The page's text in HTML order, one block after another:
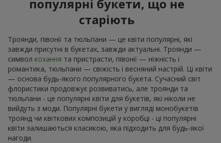
популярні букети, що не
старіють
Троянди, півонії та тюльпани — це квіти популярні, які
завжди присутні в букетах, завжди актуальні. Троянди —
символ кохання та пристрасти, півонії — ніжність і
романтика, тюльпани — свіжість і весняний настрій. Ці квіти
— основа будь-якого популярного букета. Сучасний світ
флористики продовжує розвиватись, але троянди та
тюльпани - це популярні квіти для букетів, які ніколи не
вийдуть з моди. Популярні букети у вигляді монобукетів
троянд чи квіткових композицій у коробці - ці популярні
квіти залишаються класикою, яка підходить для будь-якої
нагоди.